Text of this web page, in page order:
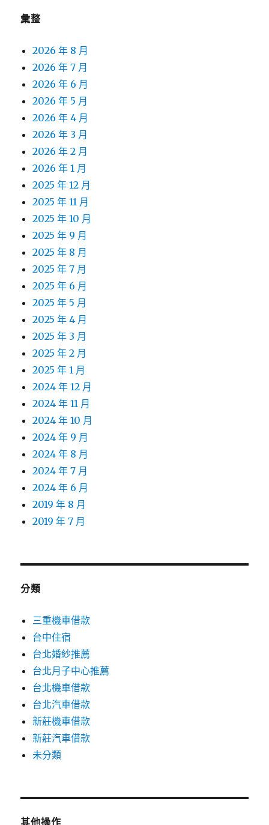
彙整
2026 年 8 月
2026 年 7 月
2026 年 6 月
2026 年 5 月
2026 年 4 月
2026 年 3 月
2026 年 2 月
2026 年 1 月
2025 年 12 月
2025 年 11 月
2025 年 10 月
2025 年 9 月
2025 年 8 月
2025 年 7 月
2025 年 6 月
2025 年 5 月
2025 年 4 月
2025 年 3 月
2025 年 2 月
2025 年 1 月
2024 年 12 月
2024 年 11 月
2024 年 10 月
2024 年 9 月
2024 年 8 月
2024 年 7 月
2024 年 6 月
2019 年 8 月
2019 年 7 月
分類
三重機車借款
台中住宿
台北婚紗推薦
台北月子中心推薦
台北機車借款
台北汽車借款
新莊機車借款
新莊汽車借款
未分類
其他操作